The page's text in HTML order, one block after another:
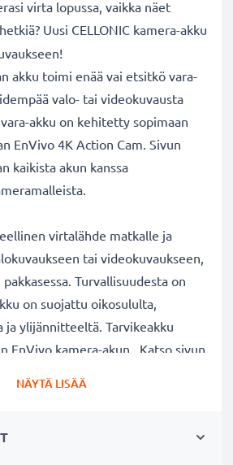
virta lopussa, vaikka näet
Uusi CELLONIC kamera-akku
akku toimi enää vai etsitkö vara-
valo- tai videokuvausta
vara-akku on kehitetty sopimaan
EnVivo 4K Action Cam. Sivun
kaikista akun kanssa
virtalähde matkalle ja
tai videokuvaukseen,
Turvallisuudesta on
on suojattu oikosululta,
ylijännitteeltä. Tarvikeakku
EnVivo kamera-akun . Katso sivun
kameran vaihtoakku:
NÄYTÄ LISÄÄ